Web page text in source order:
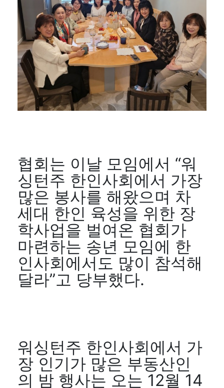
협회는 이날 모임에서 “워
싱턴주 한인사회에서 가장
많은 봉사를 해왔으며 차
세대 한인 육성을 위한 장
학사업을 벌여온 협회가
마련하는 송년 모임에 한
인사회에서도 많이 참석해
달라”고 당부했다.
워싱턴주 한인사회에서 가
장 인기가 많은 부동산인
의 밤 행사는 오는 12월 14